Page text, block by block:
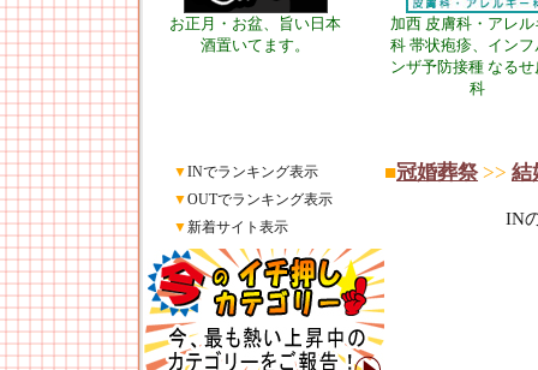
お正月・お盆、旨い日本
酒置いてます。
加西 皮膚科・アレル
科 帯状疱疹、インフ
ンザ予防接種 なるせ
科
▼INでランキング表示
▼OUTでランキング表示
▼新着サイト表示
■冠婚葬祭 >> 結
IN